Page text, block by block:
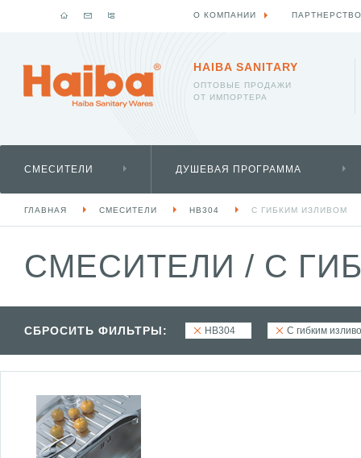
HAIBA SANITARY
ОПТОВЫЕ ПРОДАЖИ
ОТ ИМПОРТЕРА
СМЕСИТЕЛИ ДУШЕВАЯ ПРОГРАММА
ГЛАВНАЯ СМЕСИТЕЛИ HB304 С ГИБКИМ ИЗЛИВОМ
СМЕСИТЕЛИ / С
СБРОСИТЬ ФИЛЬТРЫ: HB304 С гибким
О КОМПАНИИ ПАРТНЕРСТВО